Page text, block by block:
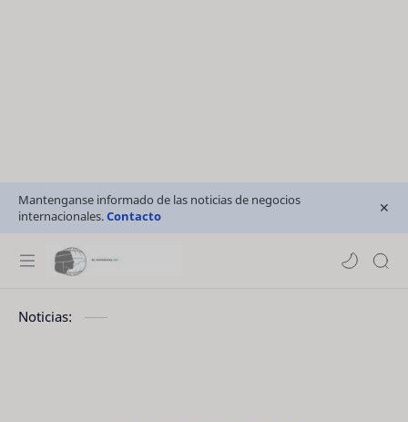
Mantenganse informado de las noticias de negocios
internacionales.Contacto
Noticias: